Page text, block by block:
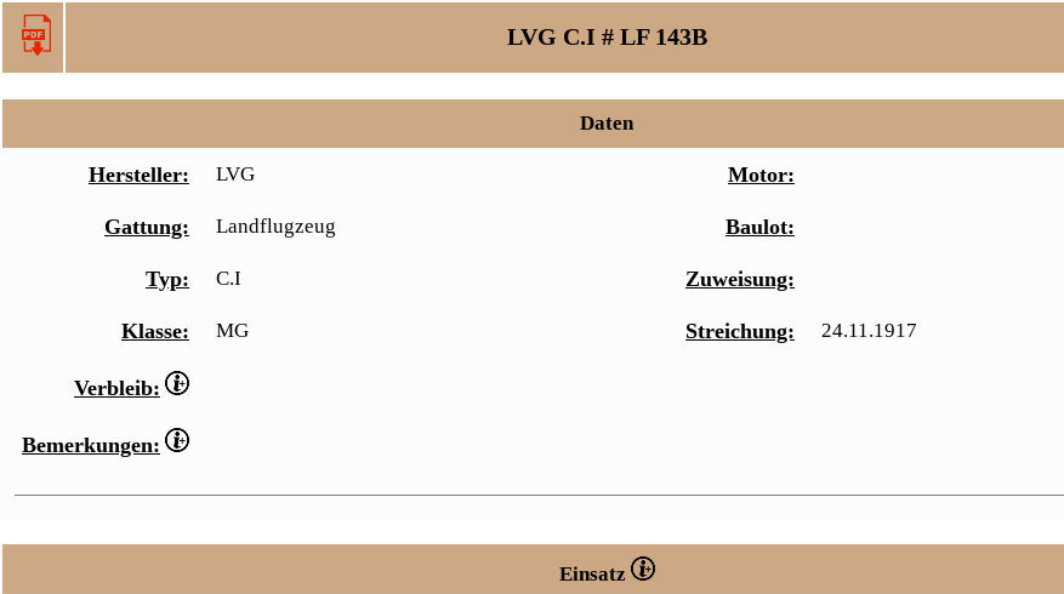
LVG C.I # LF 143B
Daten
Hersteller: LVG Motor:
Gattung: Landflugzeug Baulot:
Typ: C.I Zuweisung:
Klasse: MG Streichung: 24.11.1917
Verbleib:
Bemerkungen:
Einsatz